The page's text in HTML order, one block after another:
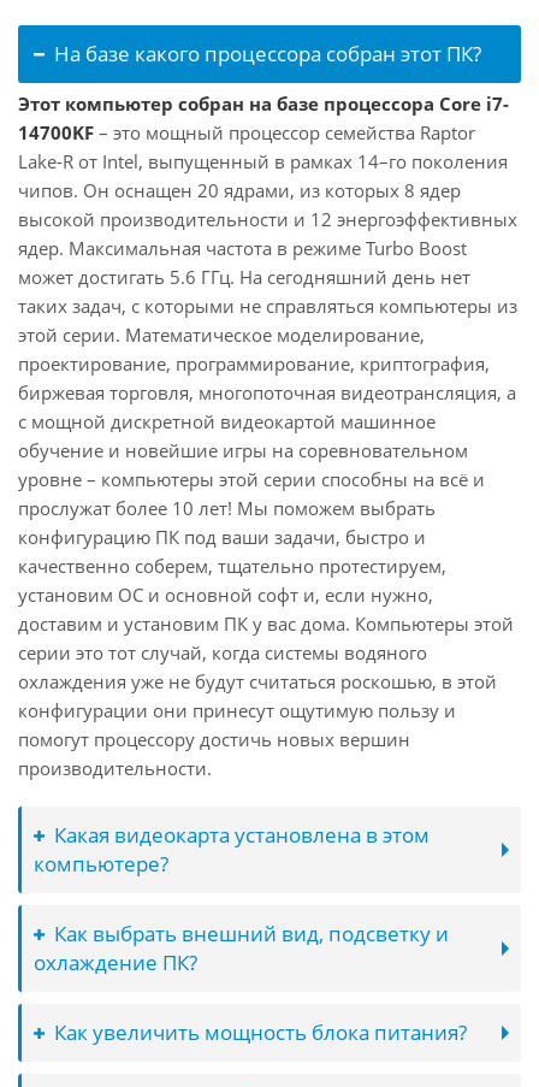
На базе какого процессора собран этот ПК?
Этот компьютер собран на базе процессора Core i7-
14700KF – это мощный процессор семейства Raptor
Lake-R от Intel, выпущенный в рамках 14–го поколения
чипов. Он оснащен 20 ядрами, из которых 8 ядер
высокой производительности и 12 энергоэффективных
ядер. Максимальная частота в режиме Turbo Boost
может достигать 5.6 ГГц. На сегодняшний день нет
таких задач, с которыми не справляться компьютеры из
этой серии. Математическое моделирование,
проектирование, программирование, криптография,
биржевая торговля, многопоточная видеотрансляция, а
с мощной дискретной видеокартой машинное
обучение и новейшие игры на соревновательном
уровне – компьютеры этой серии способны на всё и
прослужат более 10 лет! Мы поможем выбрать
конфигурацию ПК под ваши задачи, быстро и
качественно соберем, тщательно протестируем,
установим ОС и основной софт и, если нужно,
доставим и установим ПК у вас дома. Компьютеры этой
серии это тот случай, когда системы водяного
охлаждения уже не будут считаться роскошью, в этой
конфигурации они принесут ощутимую пользу и
помогут процессору достичь новых вершин
производительности.
Какая видеокарта установлена в этом
компьютере?
Как выбрать внешний вид, подсветку и
охлаждение ПК?
Как увеличить мощность блока питания?